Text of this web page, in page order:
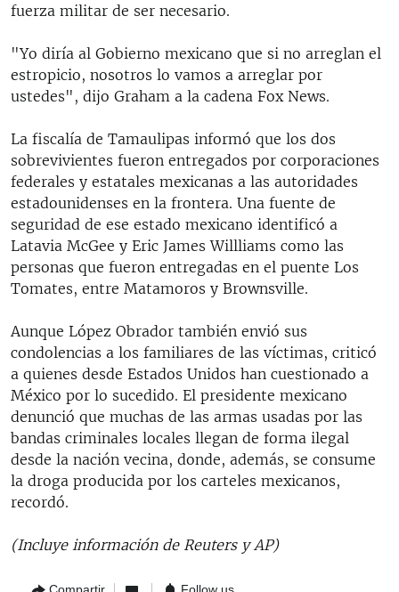
fuerza militar de ser necesario.
"Yo diría al Gobierno mexicano que si no arreglan el
estropicio, nosotros lo vamos a arreglar por
ustedes", dijo Graham a la cadena Fox News.
La fiscalía de Tamaulipas informó que los dos
sobrevivientes fueron entregados por corporaciones
federales y estatales mexicanas a las autoridades
estadounidenses en la frontera. Una fuente de
seguridad de ese estado mexicano identificó a
Latavia McGee y Eric James Willliams como las
personas que fueron entregadas en el puente Los
Tomates, entre Matamoros y Brownsville.
Aunque López Obrador también envió sus
condolencias a los familiares de las víctimas, criticó
a quienes desde Estados Unidos han cuestionado a
México por lo sucedido. El presidente mexicano
denunció que muchas de las armas usadas por las
bandas criminales locales llegan de forma ilegal
desde la nación vecina, donde, además, se consume
la droga producida por los carteles mexicanos,
recordó.
(Incluye información de Reuters y AP)